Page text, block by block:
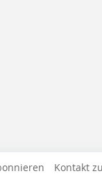
Kontakt